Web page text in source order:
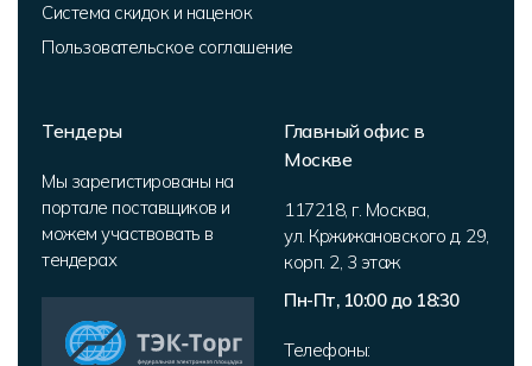
Система скидок и наценок
Пользовательское соглашение
Тендеры
Мы зарегистированы на
портале поставщиков и
можем участвовать в
тендерах
Главный офис в
Москве
117218, г. Москва,
ул. Кржижановского д. 29,
корп. 2, 3 этаж
Пн-Пт, 10:00 до 18:30
Телефоны: